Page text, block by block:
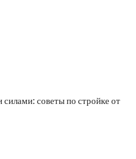
советы по стройке от